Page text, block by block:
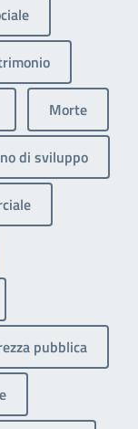
Morte
di sviluppo
pubblica